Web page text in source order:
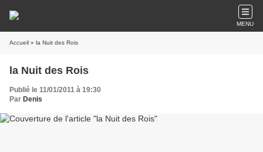
MENU
Accueil » la Nuit des Rois
la Nuit des Rois
Publié le 11/01/2011 à 19:30
Par Denis